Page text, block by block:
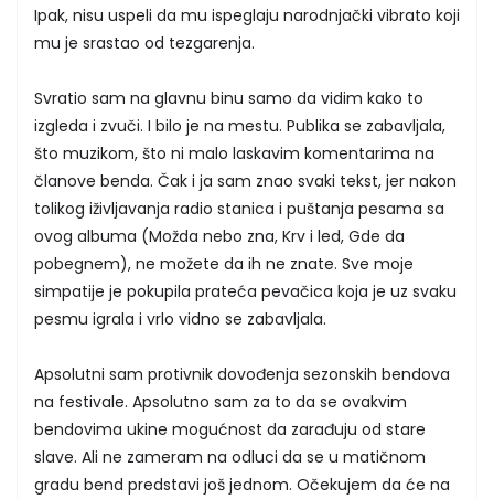
Ipak, nisu uspeli da mu ispeglaju narodnjački vibrato koji
mu je srastao od tezgarenja.
Svratio sam na glavnu binu samo da vidim kako to
izgleda i zvuči. I bilo je na mestu. Publika se zabavljala,
što muzikom, što ni malo laskavim komentarima na
članove benda. Čak i ja sam znao svaki tekst, jer nakon
tolikog iživljavanja radio stanica i puštanja pesama sa
ovog albuma (Možda nebo zna, Krv i led, Gde da
pobegnem), ne možete da ih ne znate. Sve moje
simpatije je pokupila prateća pevačica koja je uz svaku
pesmu igrala i vrlo vidno se zabavljala.
Apsolutni sam protivnik dovođenja sezonskih bendova
na festivale. Apsolutno sam za to da se ovakvim
bendovima ukine mogućnost da zarađuju od stare
slave. Ali ne zameram na odluci da se u matičnom
gradu bend predstavi još jednom. Očekujem da će na